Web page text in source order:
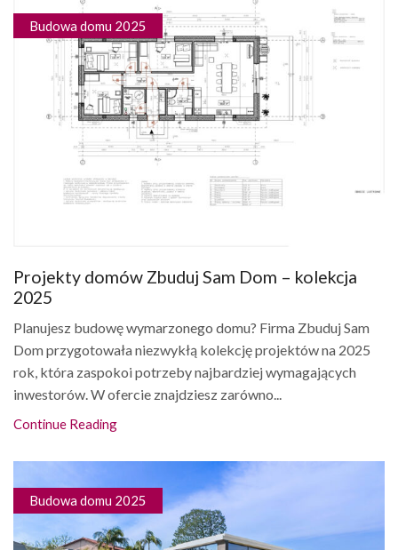
Budowa domu 2025
Projekty domów Zbuduj Sam Dom – kolekcja
2025
Planujesz budowę wymarzonego domu? Firma Zbuduj Sam
Dom przygotowała niezwykłą kolekcję projektów na 2025
rok, która zaspokoi potrzeby najbardziej wymagających
inwestorów. W ofercie znajdziesz zarówno...
Continue Reading
Budowa domu 2025